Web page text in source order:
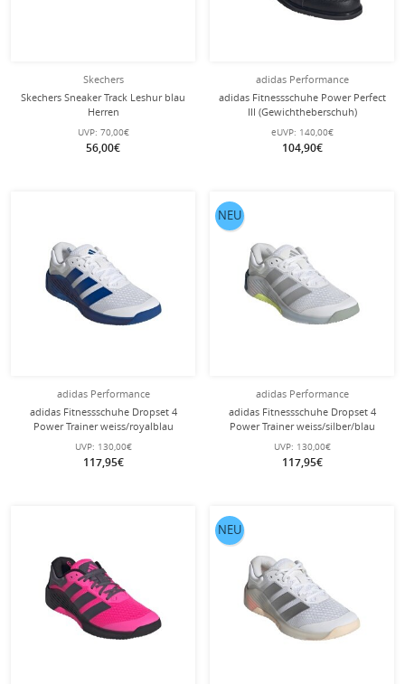
Skechers
Skechers Sneaker Track Leshur blau
Herren
UVP: 70,00€
56,00€
adidas Performance
adidas Fitnessschuhe Power Perfect
III (Gewichtheberschuh)
schwarz/carbon Herren
eUVP: 140,00€
104,90€
adidas Performance
adidas Fitnessschuhe Dropset 4
Power Trainer weiss/royalblau
Herren
UVP: 130,00€
117,95€
adidas Performance
adidas Fitnessschuhe Dropset 4
Power Trainer weiss/silber/blau
Damen
UVP: 130,00€
117,95€
NEU
NEU